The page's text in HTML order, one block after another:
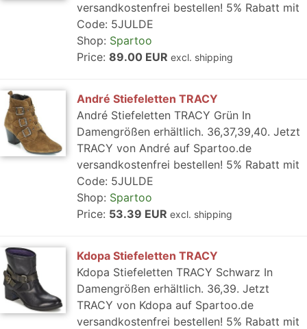
versandkostenfrei bestellen! 5% Rabatt mit
Code: 5JULDE
Shop: Spartoo
Price: 89.00 EUR excl. shipping
André Stiefeletten TRACY
André Stiefeletten TRACY Grün In
Damengrößen erhältlich. 36,37,39,40. Jetzt
TRACY von André auf Spartoo.de
versandkostenfrei bestellen! 5% Rabatt mit
Code: 5JULDE
Shop: Spartoo
Price: 53.39 EUR excl. shipping
Kdopa Stiefeletten TRACY
Kdopa Stiefeletten TRACY Schwarz In
Damengrößen erhältlich. 36,39. Jetzt
TRACY von Kdopa auf Spartoo.de
versandkostenfrei bestellen! 5% Rabatt mit